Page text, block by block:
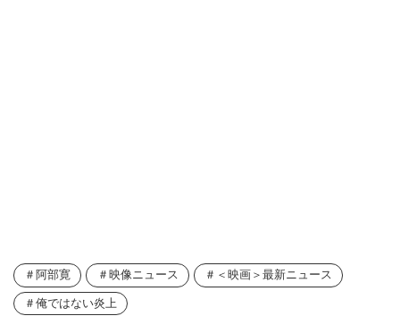
阿部寛 映像ニュース ＜映画＞最新ニュース
俺ではない炎上